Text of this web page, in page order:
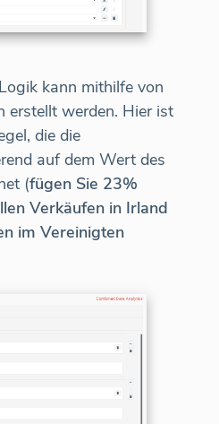
kann mithilfe von
erstellt werden. Hier ist
die die
auf dem Wert des
(fügen Sie 23%
Verkäufen in Irland
im Vereinigten